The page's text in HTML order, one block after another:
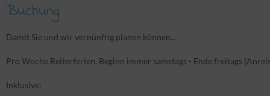
Buchung
Damit Sie und wir vernünftig planen können...
Pro Woche Reiterferien, Beginn immer samstags - Ende freitags
Inklusive: